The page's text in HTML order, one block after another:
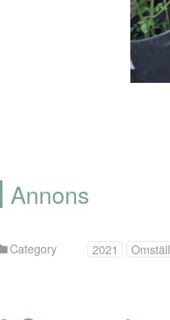
Annons
Category 2021